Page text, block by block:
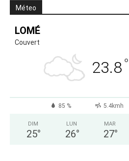
Méteo
LOMÉ
Couvert
23.8°
85 % 5.4kmh
DIM
25°
LUN
26°
MAR
27°